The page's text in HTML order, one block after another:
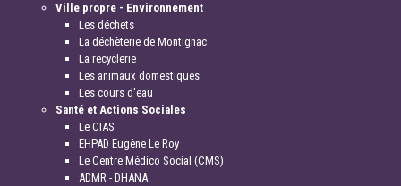
Ville propre - Environnement
Les déchets
La déchèterie de Montignac
La recyclerie
Les animaux domestiques
Les cours d'eau
Santé et Actions Sociales
Le CIAS
EHPAD Eugène Le Roy
Le Centre Médico Social (CMS)
ADMR - DHANA